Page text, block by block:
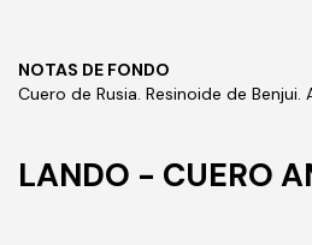
NOTAS DE FONDO
Cuero de Rusia. Resinoide de Benjui.
LANDO - CUERO